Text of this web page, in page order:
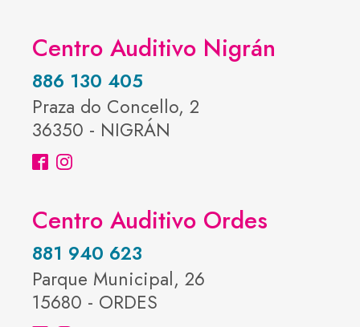
Centro Auditivo Nigrán
886 130 405
Praza do Concello, 2
36350 - NIGRÁN
Centro Auditivo Ordes
881 940 623
Parque Municipal, 26
15680 - ORDES